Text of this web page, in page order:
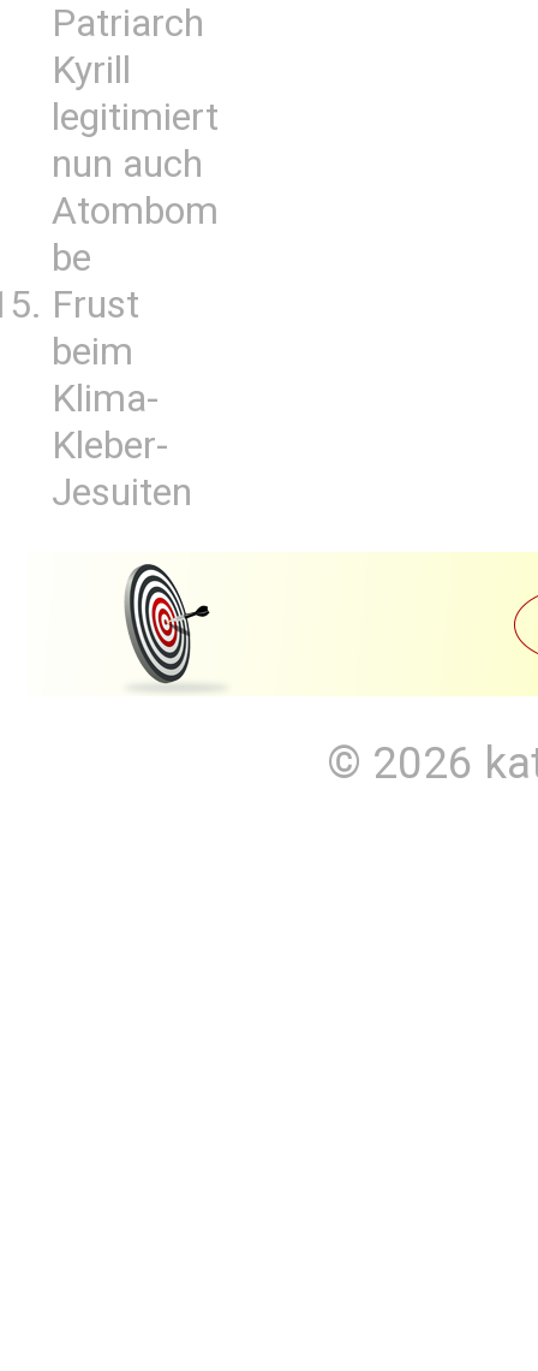
Patriarch
Kyrill
legitimiert
nun auch
Atombom
be
Frust
beim
Klima-
Kleber-
Jesuiten
© 2026